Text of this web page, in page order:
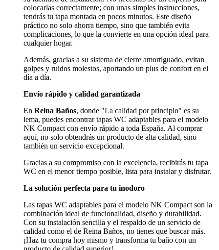
colocarlas correctamente; con unas simples instrucciones,
tendrás tu tapa montada en pocos minutos. Este diseño
práctico no solo ahorra tiempo, sino que también evita
complicaciones, lo que la convierte en una opción ideal para
cualquier hogar.
Además, gracias a su sistema de cierre amortiguado, evitan
golpes y ruidos molestos, aportando un plus de confort en el
día a día.
Envío rápido y calidad garantizada
En Reina Baños, donde "La calidad por principio" es su
lema, puedes encontrar tapas WC adaptables para el modelo
NK Compact con envío rápido a toda España. Al comprar
aquí, no solo obtendrás un producto de alta calidad, sino
también un servicio excepcional.
Gracias a su compromiso con la excelencia, recibirás tu tapa
WC en el menor tiempo posible, lista para instalar y disfrutar.
La solución perfecta para tu inodoro
Las tapas WC adaptables para el modelo NK Compact son la
combinación ideal de funcionalidad, diseño y durabilidad.
Con su instalación sencilla y el respaldo de un servicio de
calidad como el de Reina Baños, no tienes que buscar más.
¡Haz tu compra hoy mismo y transforma tu baño con un